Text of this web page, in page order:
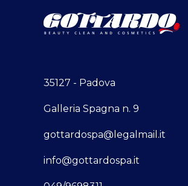
35127 - Padova
Galleria Spagna n. 9
gottardospa@legalmail.it
info@gottardospa.it